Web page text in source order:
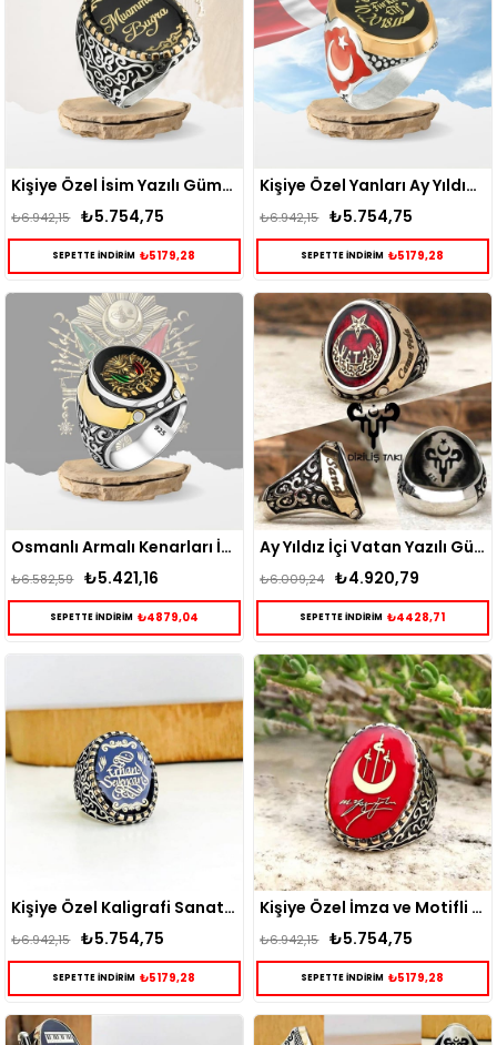
Kişiye Özel İsim Yazılı Gümüş Yüzük
₺5.754,75
₺6.942,15
SEPETTE İNDİRİM ₺5179,28
Kişiye Özel Yanları Ay Yıldız Motifli Gümüş Erkek Yüzük
₺5.754,75
₺6.942,15
SEPETTE İNDİRİM ₺5179,28
Osmanlı Armalı Kenarları İsim Yazılabilir Gümüş Erkek Yüzük
₺5.421,16
₺6.582,59
SEPETTE İNDİRİM ₺4879,04
Ay Yıldız İçi Vatan Yazılı Gümüş Erkek Yüzük
₺4.920,79
₺6.009,24
SEPETTE İNDİRİM ₺4428,71
Kişiye Özel Kaligrafi Sanatı İle Yazılı Gümüş Erkek Yüzük
₺5.754,75
₺6.942,15
SEPETTE İNDİRİM ₺5179,28
Kişiye Özel İmza ve Motifli Gümüş Erkek Yüzük
₺5.754,75
₺6.942,15
SEPETTE İNDİRİM ₺5179,28